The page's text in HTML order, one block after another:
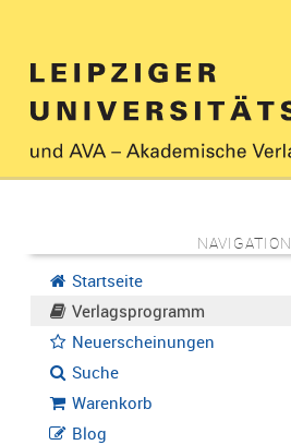
NAVIGATION
Startseite
Verlagsprogramm
Neuerscheinungen
Suche
Warenkorb
Blog